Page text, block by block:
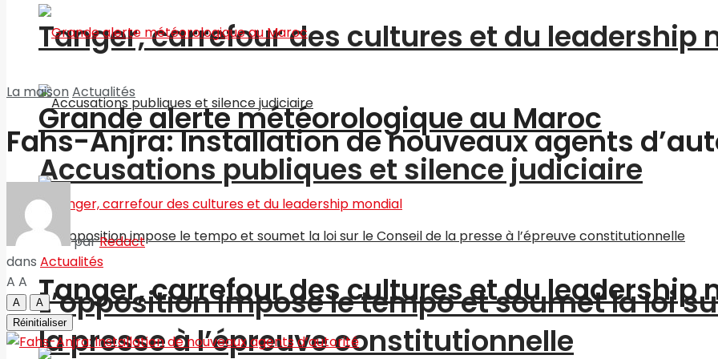
Tanger, carrefour des cultures et du leadership
Accusations publiques et silence judiciaire
L’opposition impose le tempo et soumet la loi
la presse à l’épreuve constitutionnelle
Grande alerte météorologique au Maroc
Tanger, carrefour des cultures et du leadership
La maisonActualités
Fahs-Anjra: Installation de nouveaux agents
parRedact
dans Actualités
A A
A
A
Réinitialiser